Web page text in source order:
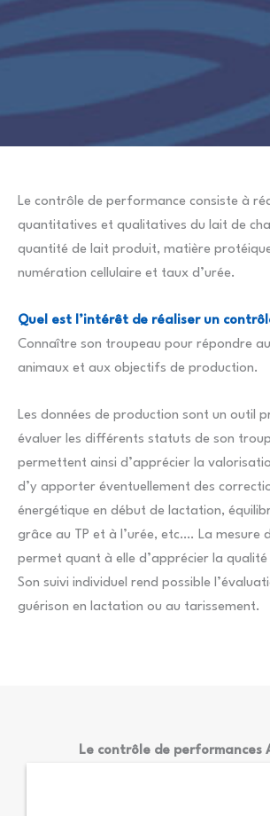
Le contrôle de performance consiste à
quantitatives et qualitatives du lait de
quantité de lait produit, matière
numération cellulaire et taux d’urée.
Quel est l’intérêt de réaliser un
Connaître son troupeau pour répondre
animaux et aux objectifs de production.
Les données de production sont un outil
évaluer les différents statuts de son
permettent ainsi d’apprécier la
d’y apporter éventuellement des
énergétique en début de lactation,
grâce au TP et à l’urée, etc…. La mesure
permet quant à elle d’apprécier la
Son suivi individuel rend possible
guérison en lactation ou au tarissement.
Le contrôle de performances